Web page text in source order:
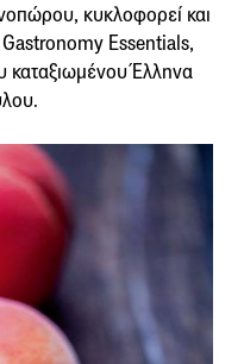
κυκλοφορεί και
Essentials,
καταξιωμένου Έλληνα